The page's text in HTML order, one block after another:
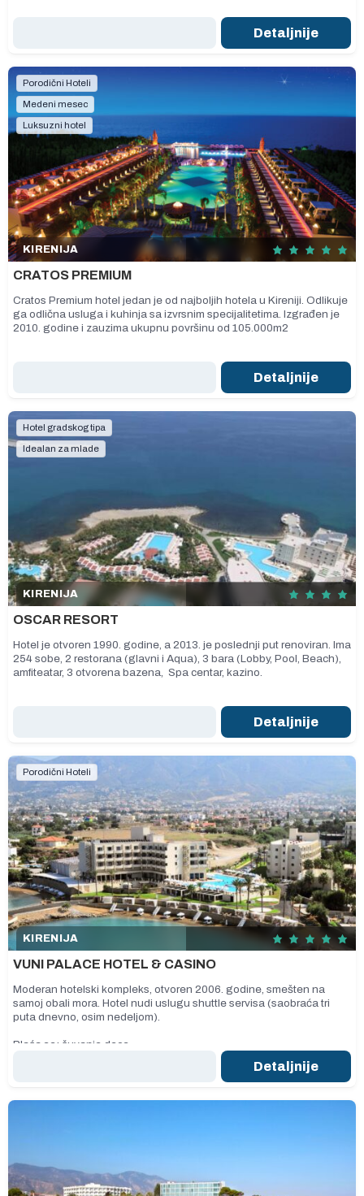
Detaljnije
Porodični Hoteli
Medeni mesec
Luksuzni hotel
KIRENIJA
CRATOS PREMIUM
Cratos Premium hotel jedan je od najboljih hotela u Kireniji. Odlikuje
ga odlična usluga i kuhinja sa izvrsnim specijalitetima. Izgrađen je
2010. godine i zauzima ukupnu površinu od 105.000m2
Detaljnije
Hotel gradskog tipa
Idealan za mlade
KIRENIJA
OSCAR RESORT
Hotel je otvoren 1990. godine, a 2013. je poslednji put renoviran. Ima
254 sobe, 2 restorana (glavni i Aqua), 3 bara (Lobby, Pool, Beach),
amfiteatar, 3 otvorena bazena, Spa centar, kazino.
Detaljnije
Porodični Hoteli
KIRENIJA
VUNI PALACE HOTEL & CASINO
Moderan hotelski kompleks, otvoren 2006. godine, smešten na
samoj obali mora. Hotel nudi uslugu shuttle servisa (saobraća tri
puta dnevno, osim nedeljom).
Plaća se: čuvanje dece.
Detaljnije